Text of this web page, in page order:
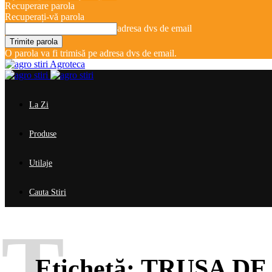
Recuperare parola
Recuperați-vă parola
adresa dvs de email
O parola va fi trimisă pe adresa dvs de email.
Agroteca
La Zi
Produse
Utilaje
Cauta Stiri